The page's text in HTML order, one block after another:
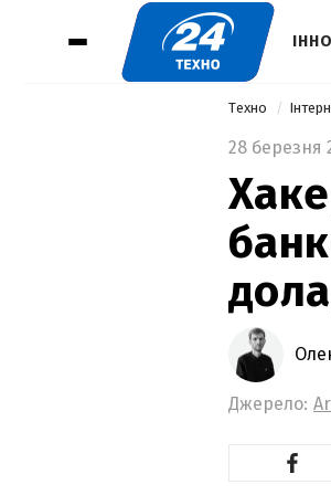
Техно
28 березня
Джерело: